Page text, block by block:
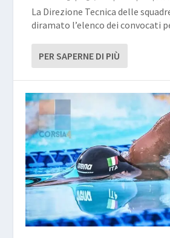
La Direzione Tecnica delle
diramato l’elenco dei convocati
PER SAPERNE DI PIÙ